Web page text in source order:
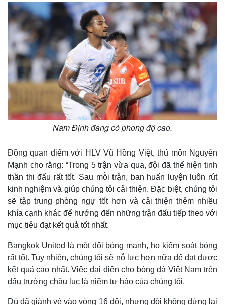
Kinh tế
Bất động sản
Khởi nghiệp
Thị trường
Giá vàng
Tiêu dùng
Tỷ giá
Chứng khoán
Giá cà phê
Nam Định đang có phong độ cao.
Đồng quan điểm với HLV Vũ Hồng Việt, thủ môn Nguyên
Mạnh cho rằng: “Trong 5 trận vừa qua, đội đã thể hiện tinh
thần thi đấu rất tốt. Sau mỗi trận, ban huấn luyện luôn rút
kinh nghiệm và giúp chúng tôi cải thiện. Đặc biệt, chúng tôi
sẽ tập trung phòng ngự tốt hơn và cải thiện thêm nhiều
khía cạnh khác để hướng đến những trận đấu tiếp theo với
mục tiêu đạt kết quả tốt nhất.
Bangkok United là một đội bóng mạnh, họ kiểm soát bóng
rất tốt. Tuy nhiên, chúng tôi sẽ nỗ lực hơn nữa để đạt được
kết quả cao nhất. Việc đại diện cho bóng đá Việt Nam trên
đấu trường châu lục là niềm tự hào của chúng tôi.
Dù đã giành vé vào vòng 16 đội, nhưng đội không dừng lại